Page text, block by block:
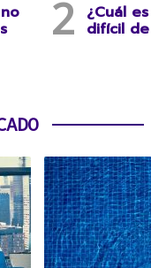
¿Cuál
difícil